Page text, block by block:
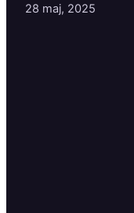
28 maj, 2025